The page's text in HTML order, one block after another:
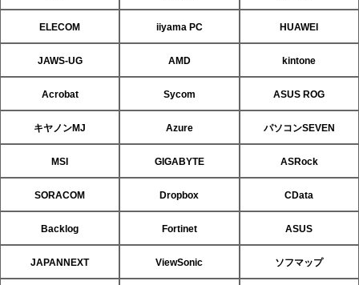
ELECOM iiyama PC HUAWEI
JAWS-UG AMD kintone
Acrobat Sycom ASUS ROG
キヤノンMJ Azure パソコンSEVEN
MSI GIGABYTE ASRock
SORACOM Dropbox CData
Backlog Fortinet ASUS
JAPANNEXT ViewSonic ソフマップ